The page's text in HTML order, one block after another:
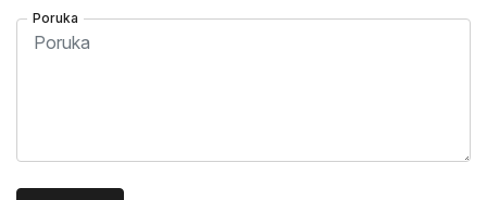
Poruka